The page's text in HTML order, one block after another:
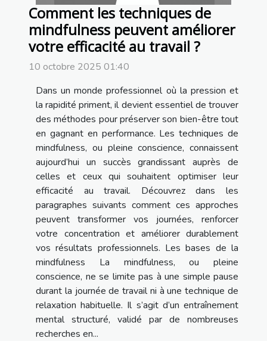
Comment les techniques de
mindfulness peuvent améliorer
votre efficacité au travail ?
10 octobre 2025 01:40
Dans un monde professionnel où la pression et
la rapidité priment, il devient essentiel de trouver
des méthodes pour préserver son bien-être tout
en gagnant en performance. Les techniques de
mindfulness, ou pleine conscience, connaissent
aujourd’hui un succès grandissant auprès de
celles et ceux qui souhaitent optimiser leur
efficacité au travail. Découvrez dans les
paragraphes suivants comment ces approches
peuvent transformer vos journées, renforcer
votre concentration et améliorer durablement
vos résultats professionnels. Les bases de la
mindfulness La mindfulness, ou pleine
conscience, ne se limite pas à une simple pause
durant la journée de travail ni à une technique de
relaxation habituelle. Il s’agit d’un entraînement
mental structuré, validé par de nombreuses
recherches en...